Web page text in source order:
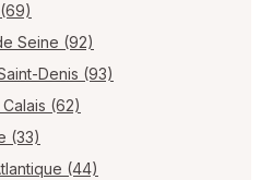
Seine (92)
Denis (93)
(62)
(33)
(44)